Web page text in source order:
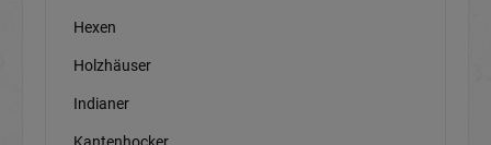
Hexen
Holzhäuser
Indianer